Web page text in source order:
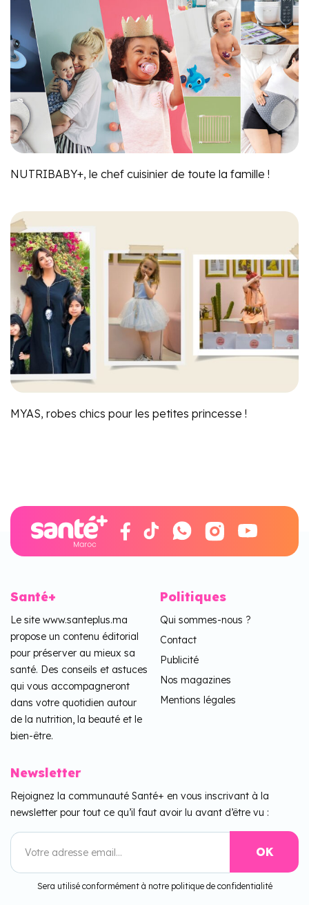
NUTRIBABY+, le chef cuisinier de toute la famille !
MYAS, robes chics pour les petites princesse !
Santé+
Le site www.santeplus.ma
propose un contenu éditorial
pour préserver au mieux sa
santé. Des conseils et astuces
qui vous accompagneront
dans votre quotidien autour
de la nutrition, la beauté et le
bien-être.
Politiques
Qui sommes-nous ?
Contact
Publicité
Nos magazines
Mentions légales
Newsletter
Rejoignez la communauté Santé+ en vous inscrivant à la
newsletter pour tout ce qu’il faut avoir lu avant d’être vu :
Sera utilisé conformément à notre politique de confidentialité